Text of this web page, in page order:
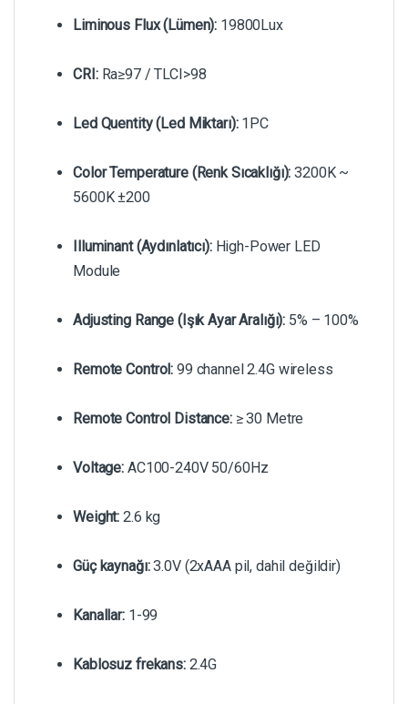
Liminous Flux (Lümen): 19800Lux
CRI:Ra≥97 / TLCI>98
Led Quentity (Led Miktarı):1PC
Color Temperature (Renk Sıcaklığı): 3200K ~
5600K ±200
Illuminant (Aydınlatıcı):High-Power LED
Module
Adjusting Range (Işık Ayar Aralığı): 5% – 100%
Remote Control: 99 channel 2.4G wireless
Remote Control Distance:≥ 30 Metre
Voltage: AC100-240V 50/60Hz
Weight: 2.6 kg
Güç kaynağı:3.0V (2xAAA pil, dahil değildir)
Kanallar:1-99
Kablosuz frekans:2.4G